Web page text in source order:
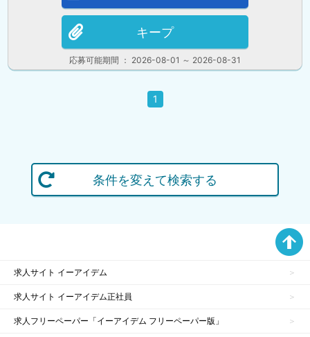
応募可能期間 ： 2026-08-01 ～ 2026-08-31
キープ
1
条件を変えて検索する
求人サイト イーアイデム
求人サイト イーアイデム正社員
求人フリーペーパー「イーアイデム フリーペーパー版」